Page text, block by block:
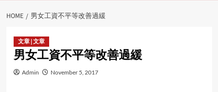
HOME 男女工資不平等改善過緩
文章 | 文章
男女工資不平等改善過緩
Admin November 5, 2017